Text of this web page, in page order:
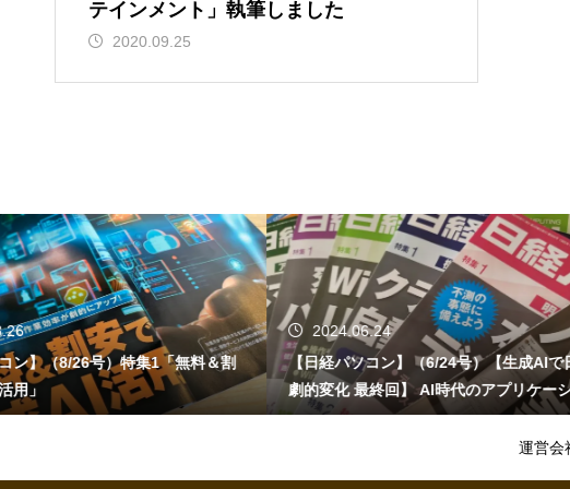
テインメント」執筆しました
2020.09.25
2024.06.24
【日経パソコン】（6/24号）【生成AIで日常が
劇的変化 最終回】 AI時代のアプリケーション
／サービス
2024.06.12
【書籍】ゼロからはじめ
活用術（技術評論社）
運営会